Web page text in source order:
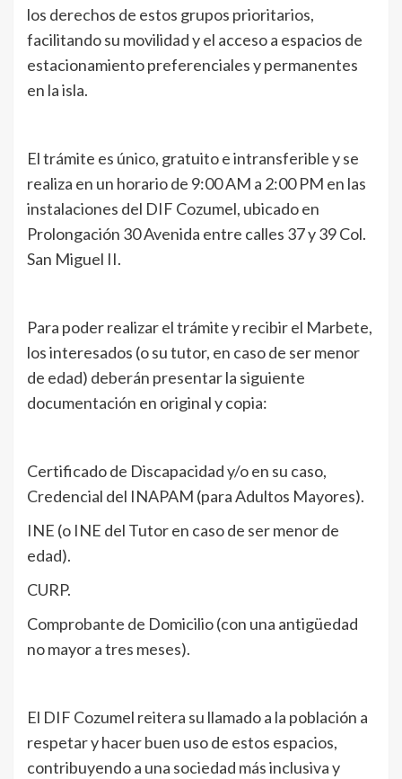
los derechos de estos grupos prioritarios,
facilitando su movilidad y el acceso a espacios de
estacionamiento preferenciales y permanentes
en la isla.
El trámite es único, gratuito e intransferible y se
realiza en un horario de 9:00 AM a 2:00 PM en las
instalaciones del DIF Cozumel, ubicado en
Prolongación 30 Avenida entre calles 37 y 39 Col.
San Miguel II.
Para poder realizar el trámite y recibir el Marbete,
los interesados (o su tutor, en caso de ser menor
de edad) deberán presentar la siguiente
documentación en original y copia:
Certificado de Discapacidad y/o en su caso,
Credencial del INAPAM (para Adultos Mayores).
INE (o INE del Tutor en caso de ser menor de
edad).
CURP.
Comprobante de Domicilio (con una antigüedad
no mayor a tres meses).
El DIF Cozumel reitera su llamado a la población a
respetar y hacer buen uso de estos espacios,
contribuyendo a una sociedad más inclusiva y